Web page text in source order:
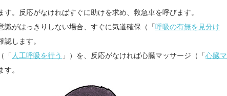
す。反応がなければすぐに助けを求め、救急車を呼びます。
識がはっきりしない場合、すぐに気道確保（「呼吸の有無を見分け
認します。
「 人工呼吸を行う 」）を、反応がなければ心臓マッサージ（「心臓マ
す。